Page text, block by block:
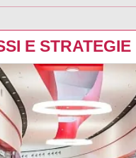
E STRATEGIE